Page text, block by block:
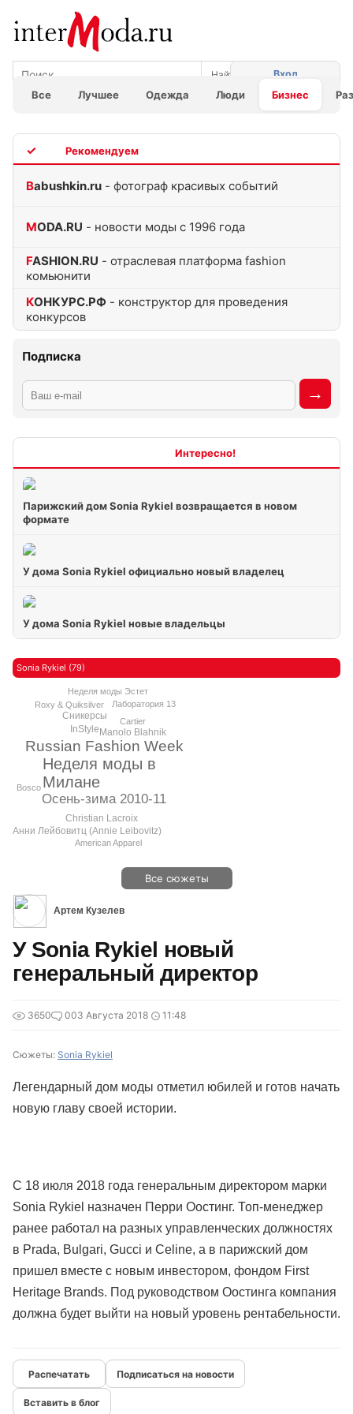
Все Лучшее Одежда Люди Бизнес
Вход
Babushkin.ru - фотограф красивых событий
MODA.RU - новости моды с 1996 года
FASHION.RU - отраслевая платформа fashion
комьюнити
КОНКУРС.РФ - конструктор для проведения
конкурсов
Подписка
Парижский дом Sonia Rykiel возвращается в новом
формате
У дома Sonia Rykiel официально новый владелец
У дома Sonia Rykiel новые владельцы
Sonia Rykiel (79)
Неделя моды в
Милане
Russian Fashion Week
Осень-зима 2010-11
InStyle
Сникерсы
Christian Lacroix
Manolo Blahnik
Анни Лейбовитц (Annie Leibovitz)
Cartier
Roxy & Quiksilver
American Apparel
Лаборатория 13
Неделя моды Эстет
Bosco
Все сюжеты
Артем Кузелев
У Sonia Rykiel новый
генеральный директор
3650 003 Августа 2018 11:48
Сюжеты: Sonia Rykiel
Легендарный дом моды отметил юбилей и готов начать
новую главу своей истории.
С 18 июля 2018 года генеральным директором марки
Sonia Rykiel назначен Перри Оостинг. Топ-менеджер
ранее работал на разных управленческих должностях
в Prada, Bulgari, Gucci и Celine, а в парижский дом
пришел вместе с новым инвестором, фондом First
Heritage Brands. Под руководством Оостинга компания
должна будет выйти на новый уровень рентабельности.
Подписаться на новости
Вставить в блог